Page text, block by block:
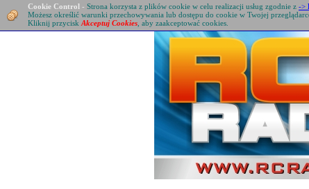
Cookie Control - Strona korzysta z plików cookie w celu realizacji usług zgodnie z ->
Możesz określić warunki przechowywania lub dostępu do cookie w Twojej
Kliknij przycisk Akceptuj Cookies , aby zaakceptować cookies.